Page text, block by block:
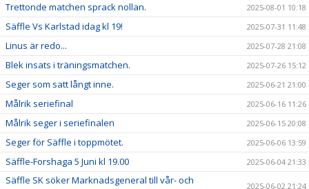
Trettonde matchen sprack nollan. 2025-08-01 10:18
Säffle Vs Karlstad idag kl 19! 2025-07-31 11:48
Linus är redo... 2025-07-28 21:08
Blek insats i träningsmatchen. 2025-07-26 15:12
Seger som satt långt inne. 2025-06-21 21:00
Målrik seriefinal 2025-06-16 11:26
Målrik seger i seriefinalen 2025-06-15 20:08
Seger för Säffle i toppmötet. 2025-06-06 13:59
Säffle-Forshaga 5 Juni kl 19.00 2025-06-04 21:33
Säffle SK söker Marknadsgeneral till vår- och
2025-06-02 21:24